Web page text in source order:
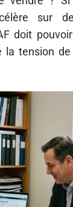
sur
doit
la tension